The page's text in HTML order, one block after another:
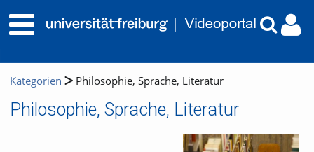
Kategorien Philosophie, Sprache, Literatur
Philosophie, Sprache, Literatur